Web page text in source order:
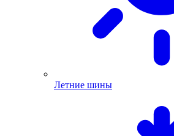
Летние шины